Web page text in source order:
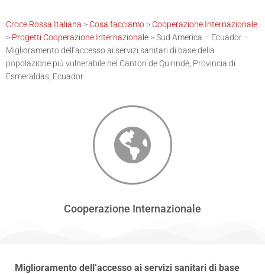
Croce Rossa Italiana > Cosa facciamo > Cooperazione Internazionale
> Progetti Cooperazione Internazionale >Sud America – Ecuador –
Miglioramento dell’accesso ai servizi sanitari di base della
popolazione più vulnerabile nel Canton de Quirindé, Provincia di
Esmeraldas, Ecuador
Cooperazione Internazionale
Miglioramento dell’accesso ai servizi sanitari di base